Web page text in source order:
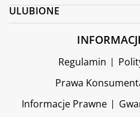
ULUBIONE
Regulamin
Prawa
Informacje Prawne